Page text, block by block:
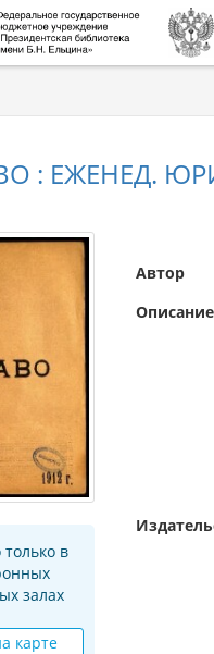
: ЕЖЕНЕД.
в
залах
карте
Автор
Описание